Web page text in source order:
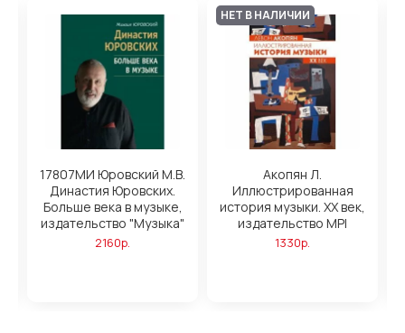
17807МИ Юровский М.В.
Династия Юровских.
Больше века в музыке,
издательство "Музыка"
2160р.
НЕТ В НАЛИЧИИ
Акопян Л.
Иллюстрированная
история музыки. XX век,
издательство MPI
1330р.